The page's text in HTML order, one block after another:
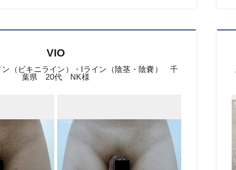
VIO
（ビキニライン）・Iライン（陰茎・陰嚢） 千
葉県 20代 NK様